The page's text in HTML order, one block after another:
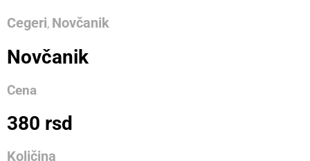
Cegeri, Novčanik
Novčanik
Cena
380 rsd